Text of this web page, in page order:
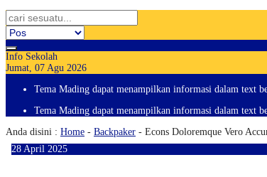
Info Sekolah
Jumat, 07 Agu 2026
Tema Mading dapat menampilkan informasi dalam text
Tema Mading dapat menampilkan informasi dalam text
Anda disini : Home - Backpaker - Econs Doloremque Vero
28 April 2025